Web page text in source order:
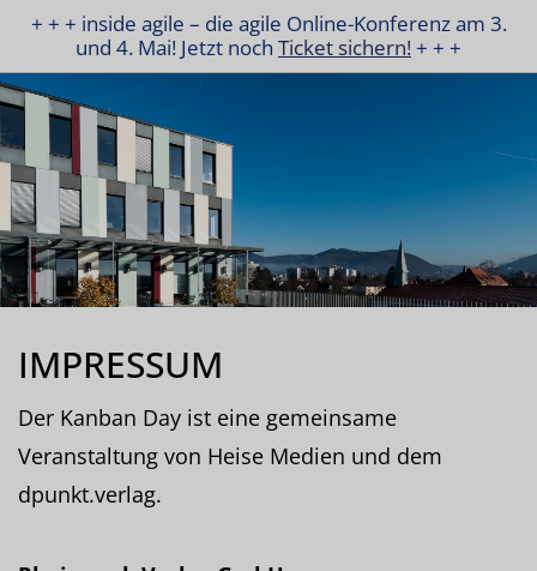
+ + + inside agile – die agile Online-Konferenz am 3.
und 4. Mai! Jetzt noch Ticket sichern! + + +
IMPRESSUM
Der Kanban Day ist eine gemeinsame
Veranstaltung von Heise Medien und dem
dpunkt.verlag.